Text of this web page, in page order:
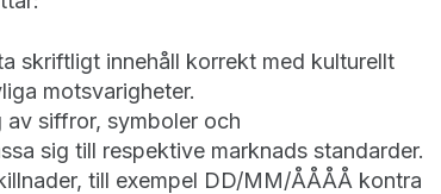
skriftligt innehåll korrekt med kulturellt
motsvarigheter.
av siffror, symboler och
sig till respektive marknads standarder.
till exempel DD/MM/ÅÅÅÅ kontra